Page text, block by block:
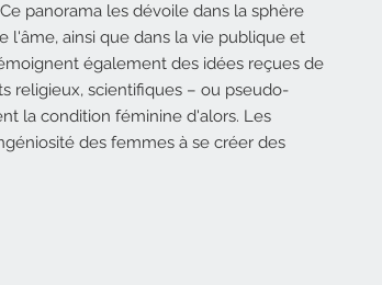
panorama les dévoile dans la sphère
l'âme, ainsi que dans la vie publique et
également des idées reçues de
religieux, scientifiques – ou pseudo-
la condition féminine d'alors. Les
des femmes à se créer des